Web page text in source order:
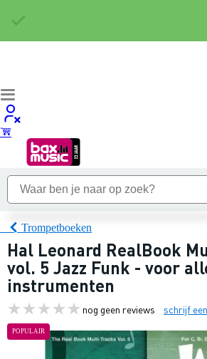
Trompetboeken
Hal Leonard RealBook
vol. 5 Jazz Funk - voor
instrumenten
nog geen reviews schrijf
POPULAIR